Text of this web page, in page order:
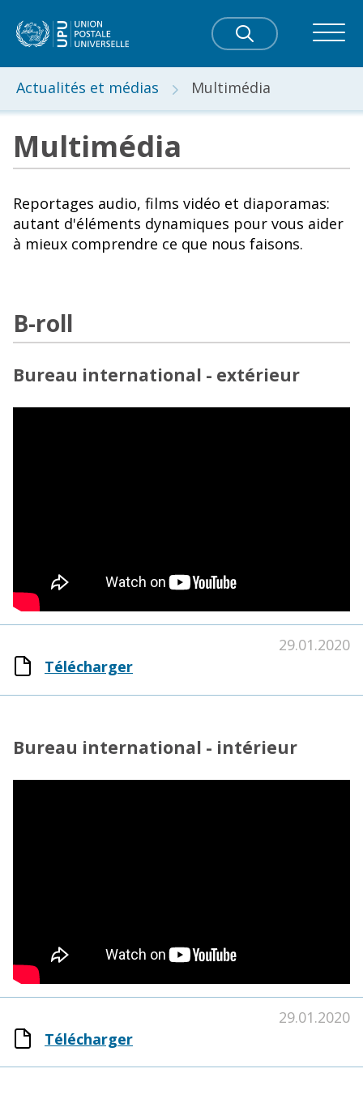
Actualités et médias Multimédia
Multimédia
Reportages audio, films vidéo et diaporamas:
autant d'éléments dynamiques pour vous aider
à mieux comprendre ce que nous faisons.
B-roll
Bureau international - extérieur
Télécharger
29.01.2020
Bureau international - intérieur
Télécharger
29.01.2020